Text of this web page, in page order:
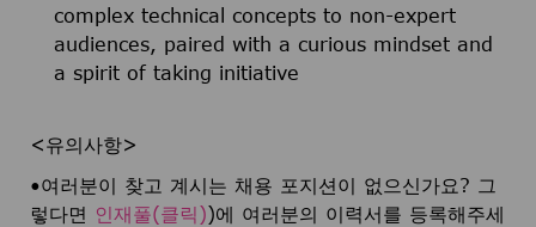
complex technical concepts to non-expert
audiences, paired with a curious mindset and
a spirit of taking initiative
<유의사항>
•여러분이 찾고 계시는 채용 포지션이 없으신가요? 그
렇다면 인재풀(클릭))에 여러분의 이력서를 등록해주세